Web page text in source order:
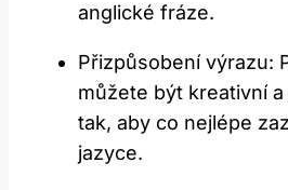
anglické fráze.
Přizpůsobení výrazu:
můžete být kreativní
tak, aby co nejlépe
jazyce.